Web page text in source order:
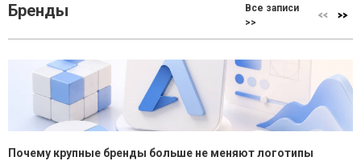
Бренды
Все записи
>>
Почему крупные бренды больше не меняют логотипы